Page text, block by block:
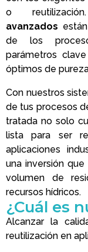
o
avanzados
de los
parámetros
óptimos de
Con nuestros
de tus procesos
tratada no solo
lista para ser
aplicaciones
una inversión
volumen de
recursos hídricos.
¿Cuál es
Alcanzar la
reutilización en